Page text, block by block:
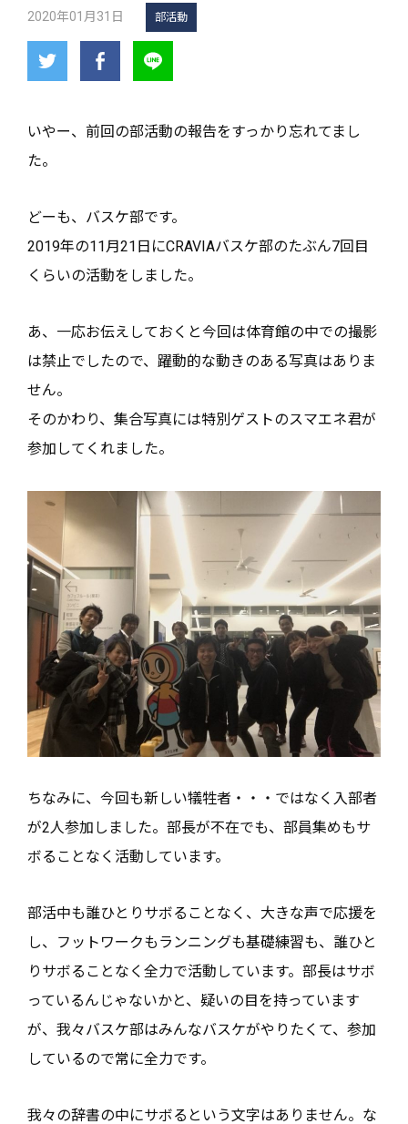
2020年01月31日 部活動
いやー、前回の部活動の報告をすっかり忘れてまし
た。
どーも、バスケ部です。
2019年の11月21日にCRAVIAバスケ部のたぶん7回目
くらいの活動をしました。
あ、一応お伝えしておくと今回は体育館の中での撮影
は禁止でしたので、躍動的な動きのある写真はありま
せん。
そのかわり、集合写真には特別ゲストのスマエネ君が
参加してくれました。
ちなみに、今回も新しい犠牲者・・・ではなく入部者
が2人参加しました。部長が不在でも、部員集めもサ
ボることなく活動しています。
部活中も誰ひとりサボることなく、大きな声で応援を
し、フットワークもランニングも基礎練習も、誰ひと
りサボることなく全力で活動しています。部長はサボ
っているんじゃないかと、疑いの目を持っています
が、我々バスケ部はみんなバスケがやりたくて、参加
しているので常に全力です。
我々の辞書の中にサボるという文字はありません。な